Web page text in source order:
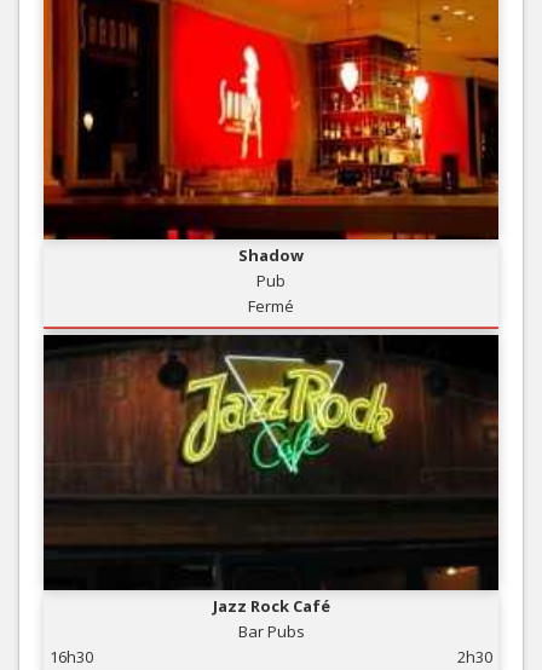
Shadow
Pub
Fermé
Jazz Rock Café
Bar Pubs
16h30
2h30